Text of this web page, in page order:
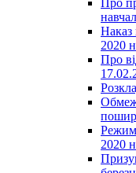
Наказ
2020
Про
Режим
2020